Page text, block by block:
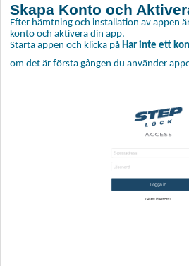
Skapa Konto och
Efter hämtning och installation av appen
konto och aktivera din app.
Starta appen och klicka på Har inte ett
om det är första gången du använder